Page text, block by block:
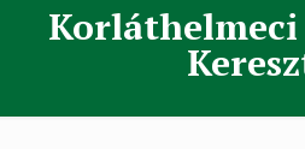
Korláthelmeci